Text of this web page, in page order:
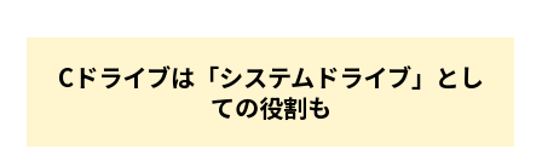
Cドライブは「システムドライブ」とし
ての役割も